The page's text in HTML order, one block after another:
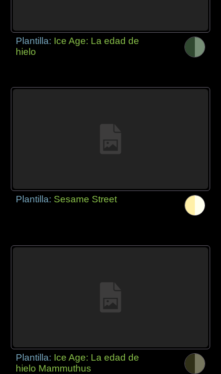
Plantilla: Ice Age: La edad de
hielo
Plantilla: Sesame Street
Plantilla: Ice Age: La edad de
hielo Mammuthus